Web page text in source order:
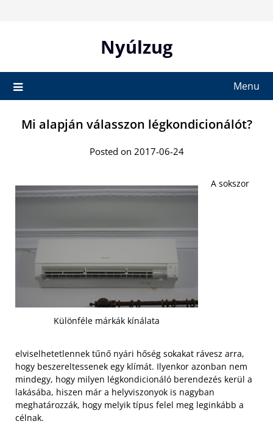
Nyúlzug
Menu
Mi alapján válasszon légkondicionálót?
Posted on 2017-06-24
Különféle márkák kínálata
A sokszor
elviselhetetlennek tűnő nyári hőség sokakat rávesz arra,
hogy beszereltessenek egy klímát. Ilyenkor azonban nem
mindegy, hogy milyen légkondicionáló berendezés kerül a
lakásába, hiszen már a helyviszonyok is nagyban
meghatározzák, hogy melyik típus felel meg leginkább a
célnak.